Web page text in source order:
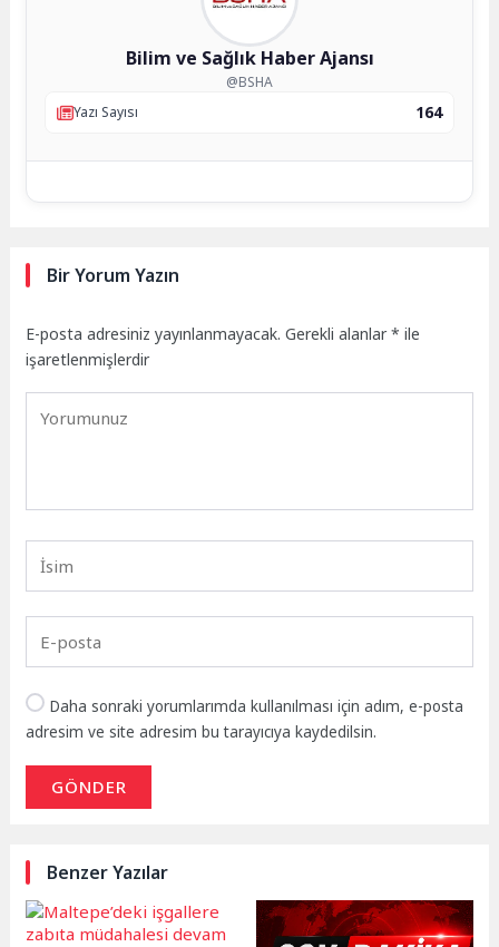
Bilim ve Sağlık Haber Ajansı
@BSHA
Yazı Sayısı
164
Bir Yorum Yazın
E-posta adresiniz yayınlanmayacak. Gerekli alanlar* ile
işaretlenmişlerdir
Daha sonraki yorumlarımda kullanılması için adım, e-posta
adresim ve site adresim bu tarayıcıya kaydedilsin.
GÖNDER
Benzer Yazılar